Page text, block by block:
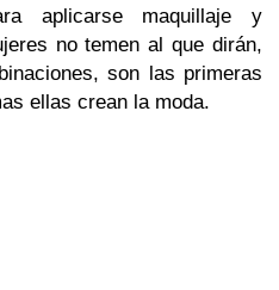
aplicarse maquillaje y
no temen al que dirán,
son las primeras
ellas crean la moda.